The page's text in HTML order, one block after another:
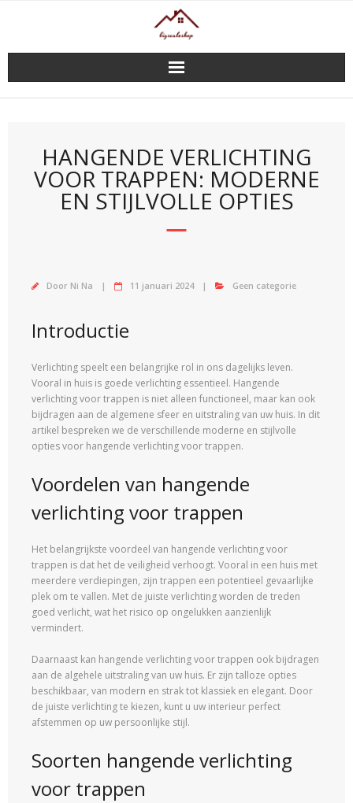
HANGENDE VERLICHTING
VOOR TRAPPEN: MODERNE
EN STIJLVOLLE OPTIES
Door Ni Na 11 januari 2024 Geen categorie
Introductie
Verlichting speelt een belangrijke rol in ons dagelijks leven.
Vooral in huis is goede verlichting essentieel. Hangende
verlichting voor trappen is niet alleen functioneel, maar kan ook
bijdragen aan de algemene sfeer en uitstraling van uw huis. In dit
artikel bespreken we de verschillende moderne en stijlvolle
opties voor hangende verlichting voor trappen.
Voordelen van hangende
verlichting voor trappen
Het belangrijkste voordeel van hangende verlichting voor
trappen is dat het de veiligheid verhoogt. Vooral in een huis met
meerdere verdiepingen, zijn trappen een potentieel gevaarlijke
plek om te vallen. Met de juiste verlichting worden de treden
goed verlicht, wat het risico op ongelukken aanzienlijk
vermindert.
Daarnaast kan hangende verlichting voor trappen ook bijdragen
aan de algehele uitstraling van uw huis. Er zijn talloze opties
beschikbaar, van modern en strak tot klassiek en elegant. Door
de juiste verlichting te kiezen, kunt u uw interieur perfect
afstemmen op uw persoonlijke stijl.
Soorten hangende verlichting
voor trappen